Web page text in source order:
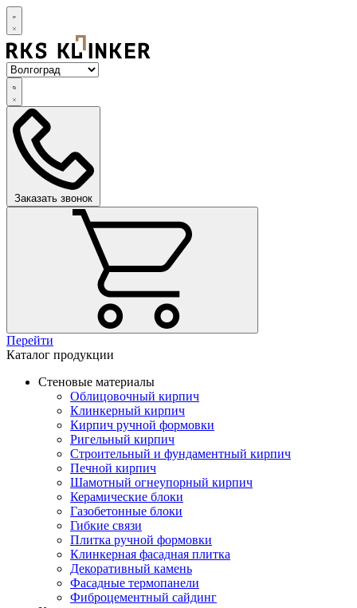
Заказать звонок
Перейти
Каталог продукции
Стеновые материалы
Облицовочный кирпич
Клинкерный кирпич
Кирпич ручной формовки
Ригельный кирпич
Строительный и фундаментный кирпич
Печной кирпич
Шамотный огнеупорный кирпич
Керамические блоки
Газобетонные блоки
Гибкие связи
Плитка ручной формовки
Клинкерная фасадная плитка
Декоративный камень
Фасадные термопанели
Фиброцементный сайдинг